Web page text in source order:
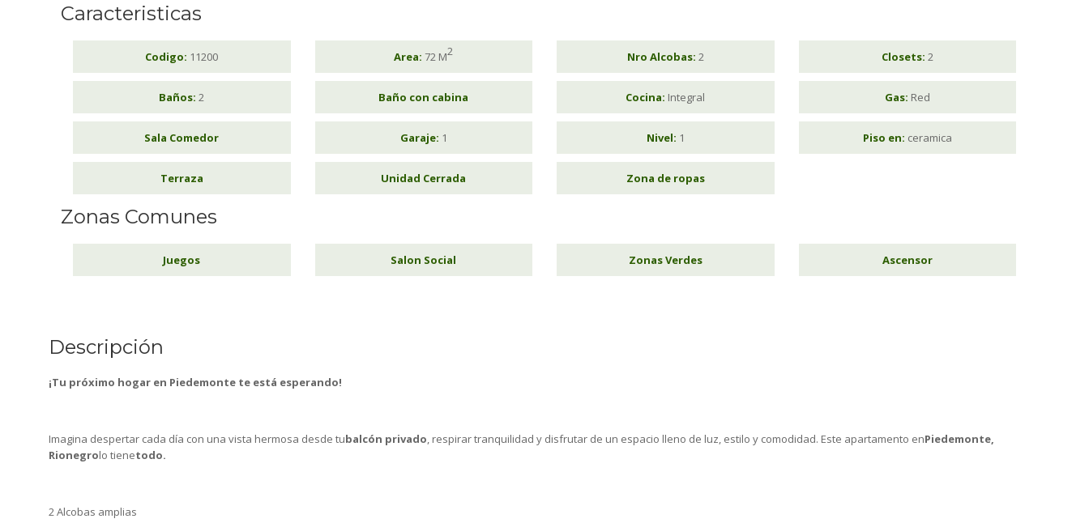
Caracteristicas
Codigo: 11200 Area: 72 M2 Nro Alcobas: 2 Closets: 2
Baños:2 Baño con cabina Cocina: Integral Gas: Red
Sala Comedor Garaje: 1 Nivel: 1 Piso en: ceramica
Terraza Unidad Cerrada Zona de ropas
Zonas Comunes
Juegos Salon Social Zonas Verdes Ascensor
Descripción
¡Tu próximo hogar en Piedemonte te está esperando!
Imagina despertar cada día con una vista hermosa desde tubalcón privado, respirar tranquilidad y disfrutar de un espacio lleno de luz, estilo y comodidad. Este apartamento enPiedemonte,
Rionegrolo tienetodo.
2 Alcobas amplias